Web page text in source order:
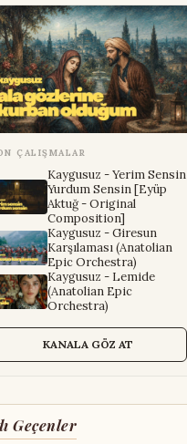
ÇALIŞMALAR
Kaygusuz - Yerim Sensin
Yurdum Sensin [Eyüp
Aktuğ - Original
Composition]
Kaygusuz - Giresun
Karşılaması (Anatolian
Epic Orchestra)
Kaygusuz - Lemide
(Anatolian Epic
Orchestra)
KANALA GÖZ AT
Geçenler